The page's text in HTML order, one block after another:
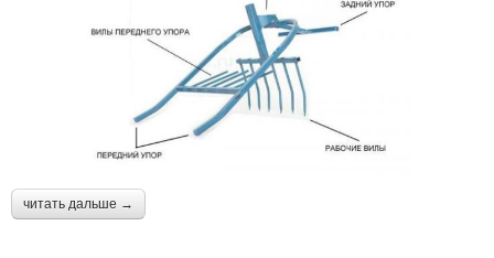
читать дальше →